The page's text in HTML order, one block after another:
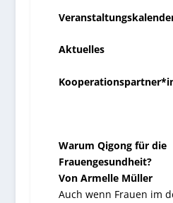
Aktuelles
Warum Qigong für die
Frauengesundheit?
Von Armelle Müller
Auch wenn Frauen im